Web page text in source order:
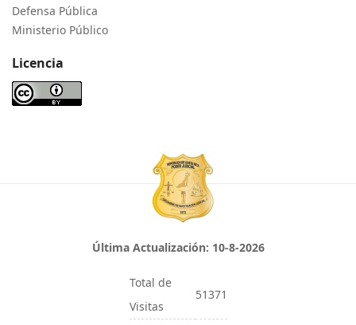
Defensa Pública
Ministerio Público
Licencia
Última Actualización: 10-8-2026
Total de
Visitas
51371